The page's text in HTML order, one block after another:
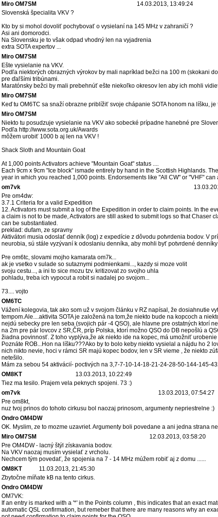
Miro OM7SM
14.03.2013, 13:49:24
Slovenská špecialita VKV ?
Kto by si mohol dovoliť pochybovať o vysielaní na 145 MHz v zahraničí ?
Asi ani domorodci.
Na Slovensku je to však odpad vhodný len na vyjadrenia
extra SOTA expertov ...
Miro OM7SM
Ešte vysielanie na VKV.
Podľa niektorých obrazných výrokov by mali napríklad bežci na 100 m (skokani
pre ďaľšími tribúnami.
Maratónsky bežci by mali prebehnúť ešte niekoľko okresov len aby ich mohli
Miro OM7SM
Keď tu OM6TC sa snaží obrazne priblížiť svoje chápanie SOTA honom na líšku,
Miro OM7SM
Niekto tu posudzuje vysielanie na VKV ako sobecké prípadne hanebné pre
Podľa http://www.sota.org.uk/Awards
môžem urobiť 1000 b aj len na VKV !
Shack Sloth and Mountain Goat
At 1,000 points Activators achieve "Mountain Goat" status ....
Each 9cm x 9cm "Ice block" ismade entirely by hand in the Scottish Highlands.
year in which you reached 1,000 points. Endorsements like "All CW" or "VHF"
om7vk
Pre om4dw:
3.7.1 Criteria for a valid Expedition
12. Activators must submit a log of the Expedition in order to claim points. In the
a claim is not to be made, Activators are still asked to submit logs so that Chaser
can be substantiated.
preklad: dufam, ze spravny
Aktivátori musia odoslať denník (log) z expedície z dôvodu potvrdenia bodov. V
neurobia, sú stále vyzývaní k odoslaniu denníka, aby mohli byť potvrdené
Pre om6tc, slovami mojho kamarata om7k...
ak je vsetko v sulade so sutaznymi podmienkami..., kazdy si moze volit
svoju cestu..., a ini to sice mozu tzv. kritizovat zo svojho uhla
pohladu, treba ich vypocut a robit si nadalej po svojom...
73.... vojto
OM6TC
Vážení kolegovia, tak ako som už v svojom článku v RZ napísal, že dosiahnutie
tempom.Ale....aktivita SOTA je založená na tom,že niekto bude na kopcoch a
nejdú sebecky pre len seba (svojich pár -4 QSO), ale hlavne pre ostatných ktorí
na 2m pre pár lovcov z SR,ČR, príp Polska, ktorí možno QSO do DB nepošlú a
žiadna povinnosť. Z toho vyplýva,že ak niekto ide na kopec, má umožniť
Poznáte ROB...Hon na líšku???Ako by to bolo keby niekto vysielal a nájdu ho 2
nich nikto nevie, hoci v rámci SR majú kopec bodov, len v SR vieme , že niekto
netešilo.
Mám za sebou 54 aktivácií- poctivých na 3,7-7-10-14-18-21-24-28-50-144-145-
OM8KT
13.03.2013, 10:22:49
Tiez ma tesilo. Prajem vela peknych spojeni. 73 :)
om7vk
13.03.2013, 07:54:27
Pre om8kt,
nuz tvoj prinos do tohoto cirkusu bol naozaj prinosom, argumenty nepriestrelne :)
Ondro OM4DW
OK. Myslim, ze to mozme uzavriet. Argumenty boli povedane a ani jedna strana
Miro OM7SM
12.03.2013, 03:58:20
Pre OM4DW - lacný štýl získavania bodov.
Na VKV naozaj musím vysielať z vrcholu.
Nechcem tým povedať, že spojenia na 7 - 14 MHz múžem robiť aj z domu ......
OM8KT
11.03.2013, 21:45:30
Zbytočne míňate kB na tento cirkus.
Ondro OM4DW
OM7VK:
If an entry is marked with a '*' in the Points column , this indicates that an exact
automatic QSL confirmation, but remeber that there are many reasons why an